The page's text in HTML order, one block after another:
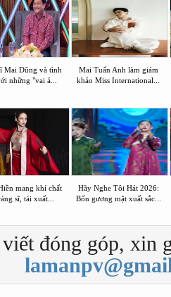
Mai Dũng và tình
những "vai á...
Mai Tuấn Anh làm giám
khảo Miss International...
mang khí chất
sĩ, tái xuất...
Hãy Nghe Tôi Hát 2026:
Bốn gương mặt xuất sắc...
đóng góp, xin